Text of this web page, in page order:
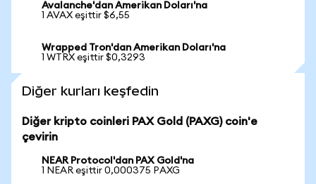
Avalanche'dan Amerikan Doları'na
1 AVAX eşittir $6,55
Wrapped Tron'dan Amerikan Doları'na
1 WTRX eşittir $0,3293
Diğer kurları keşfedin
Diğer kripto coinleri PAX Gold (PAXG) coin'e
çevirin
NEAR Protocol'dan PAX Gold'na
1 NEAR eşittir 0,000375 PAXG